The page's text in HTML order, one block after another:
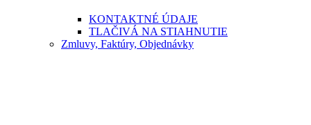
KONTAKTNÉ ÚDAJE
TLAČIVÁ NA STIAHNUTIE
Zmluvy, Faktúry, Objednávky